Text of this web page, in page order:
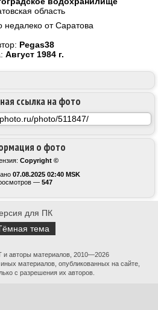
область
недалеко от Саратова
Pegas38
Август 1984 г.
о фото
Copyright ©
07.08.2025 02:40 MSK
— 547
ссылка на фото
для ПК
тема
и авторы материалов, 2010—2026
материалов, опубликованных на сайте,
с разрешения их авторов.